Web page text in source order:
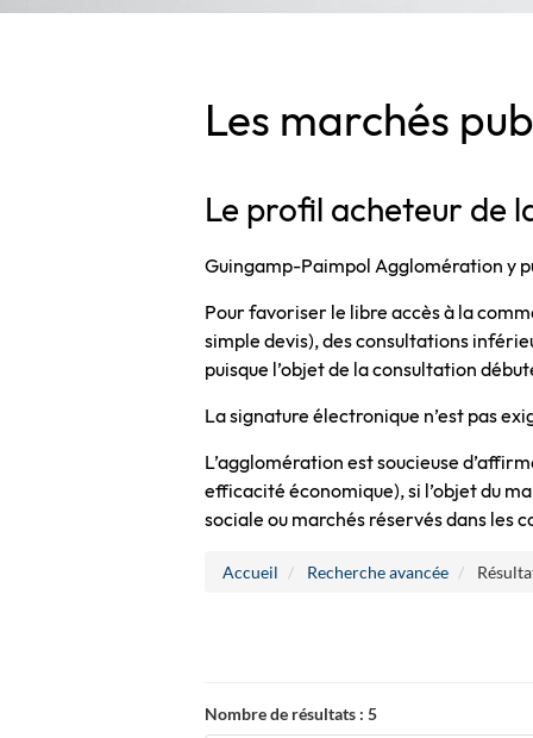
Les marchés
Le profil acheteur de
Guingamp-Paimpol Agglomération y
Pour favoriser le libre accès à la
simple devis), des consultations
puisque l’objet de la consultation
La signature électronique n’est pas
L’agglomération est soucieuse
efficacité économique), si l’objet du
sociale ou marchés réservés dans les